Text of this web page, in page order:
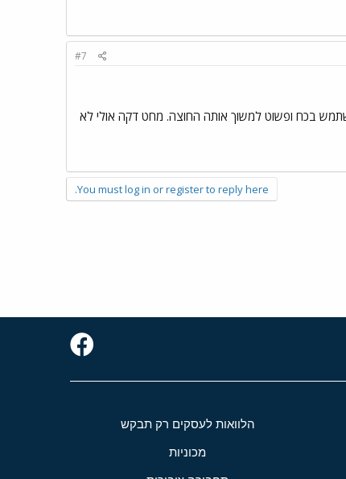
#7
בכח ופשוט למשוך אותה החוצה. מחט דקה אולי לא
You must log in or register to reply here.
הלוואות לעסקים רק תבקש
מכוניות